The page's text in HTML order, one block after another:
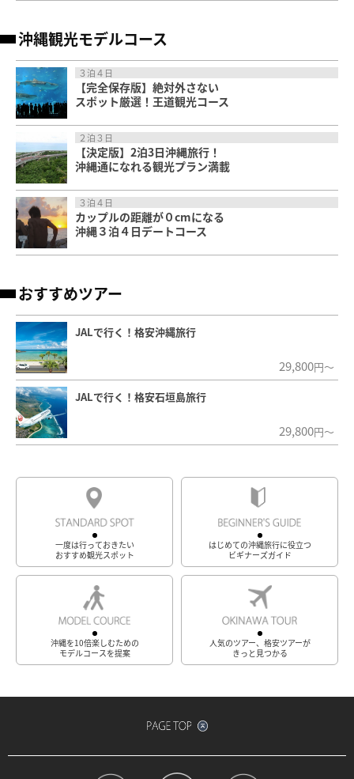
沖縄観光モデルコース
３泊４日
【完全保存版】絶対外さない
スポット厳選！王道観光コース
２泊３日
【決定版】2泊3日沖縄旅行！
沖縄通になれる観光プラン満載
３泊４日
カップルの距離が０cmになる
沖縄３泊４日デートコース
おすすめツアー
JALで行く！格安沖縄旅行
29,800円～
JALで行く！格安石垣島旅行
29,800円～
一度は行っておきたい
おすすめ観光スポット
はじめての沖縄旅行に役立つ
ビギナーズガイド
沖縄を10倍楽しむための
モデルコースを提案
人気のツアー、格安ツアーが
きっと見つかる